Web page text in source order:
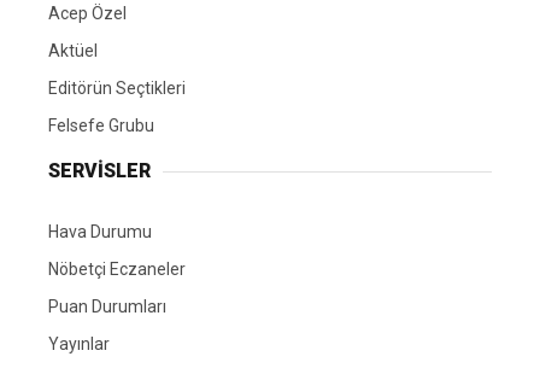
Acep Özel
Aktüel
Editörün Seçtikleri
Felsefe Grubu
SERVİSLER
Hava Durumu
Nöbetçi Eczaneler
Puan Durumları
Yayınlar